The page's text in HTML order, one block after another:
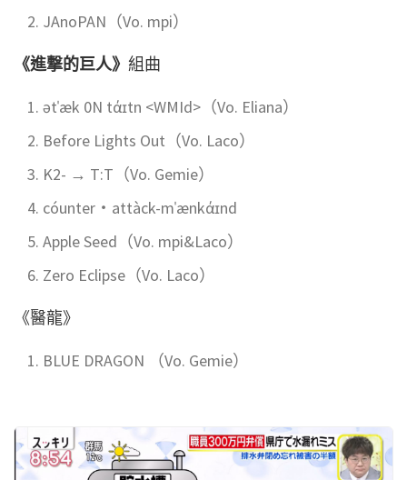
JAnoPAN（Vo. mpi）
《進撃的巨人》 組曲
ətˈæk 0N tάɪtn <WMId>（Vo. Eliana）
Before Lights Out（Vo. Laco）
K2- → T:T（Vo. Gemie）
cóunter・attàck-mˈænkάɪnd
Apple Seed（Vo. mpi&Laco）
Zero Eclipse（Vo. Laco）
《醫龍》
BLUE DRAGON （Vo. Gemie）